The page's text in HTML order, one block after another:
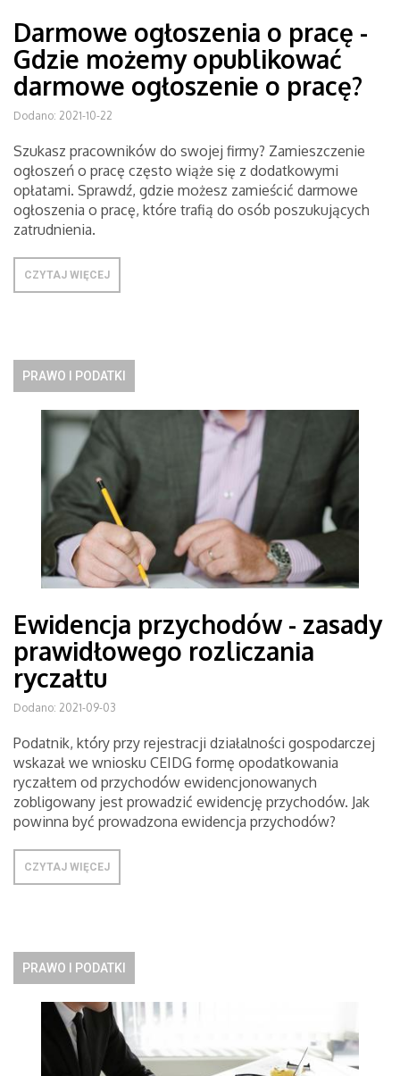
Darmowe ogłoszenia o pracę -
Gdzie możemy opublikować
darmowe ogłoszenie o pracę?
Dodano: 2021-10-22
Szukasz pracowników do swojej firmy? Zamieszczenie
ogłoszeń o pracę często wiąże się z dodatkowymi
opłatami. Sprawdź, gdzie możesz zamieścić darmowe
ogłoszenia o pracę, które trafią do osób poszukujących
zatrudnienia.
CZYTAJ WIĘCEJ
PRAWO I PODATKI
Ewidencja przychodów - zasady
prawidłowego rozliczania
ryczałtu
Dodano: 2021-09-03
Podatnik, który przy rejestracji działalności gospodarczej
wskazał we wniosku CEIDG formę opodatkowania
ryczałtem od przychodów ewidencjonowanych
zobligowany jest prowadzić ewidencję przychodów. Jak
powinna być prowadzona ewidencja przychodów?
CZYTAJ WIĘCEJ
PRAWO I PODATKI